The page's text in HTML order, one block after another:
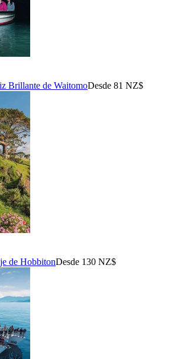
Brillante de WaitomoDesde 81 NZ$
de HobbitonDesde 130 NZ$